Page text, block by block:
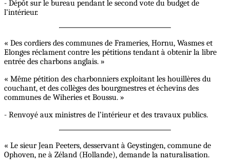
- Dépôt sur le bureau pendant le second vote du budget de
l’intérieur.
« Des cordiers des communes de Frameries, Hornu, Wasmes et
Elonges réclament contre les pétitions tendant à obtenir la libre
entrée des charbons anglais. »
« Même pétition des charbonniers exploitant les houillères du
couchant, et des collèges des bourgmestres et échevins des
communes de Wiheries et Boussu. »
- Renvoyé aux ministres de l’intérieur et des travaux publics.
« Le sieur Jean Peeters, desservant à Geystingen, commune de
Ophoven, ne à Zéland (Hollande), demande la naturalisation.